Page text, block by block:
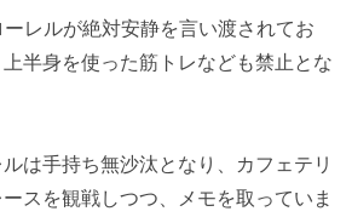
レルが絶対安静を言い渡されてお
半身を使った筋トレなども禁止とな
は手持ち無沙汰となり、カフェテリ
スを観戦しつつ、メモを取っていま